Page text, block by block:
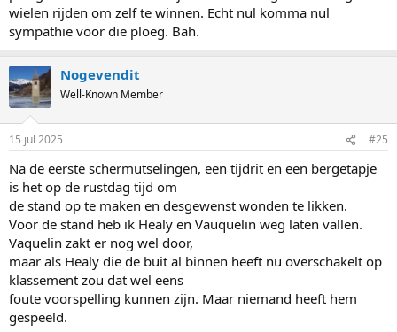
wielen rijden om zelf te winnen. Echt nul komma nul
sympathie voor die ploeg. Bah.
Nogevendit
Well-Known Member
15 jul 2025 #25
Na de eerste schermutselingen, een tijdrit en een bergetapje
is het op de rustdag tijd om
de stand op te maken en desgewenst wonden te likken.
Voor de stand heb ik Healy en Vauquelin weg laten vallen.
Vaquelin zakt er nog wel door,
maar als Healy die de buit al binnen heeft nu overschakelt op
klassement zou dat wel eens
foute voorspelling kunnen zijn. Maar niemand heeft hem
gespeeld.